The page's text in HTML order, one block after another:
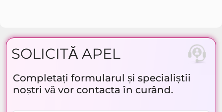
SOLICITĂ APEL
Completați formularul și specialiștii
noștri vă vor contacta în curând.